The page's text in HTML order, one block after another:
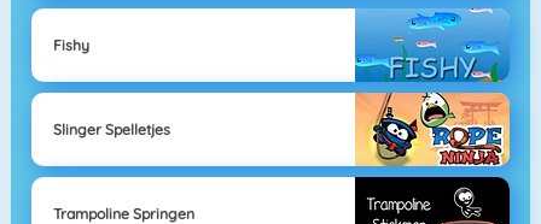
Fishy
Slinger Spelletjes
Trampoline Springen